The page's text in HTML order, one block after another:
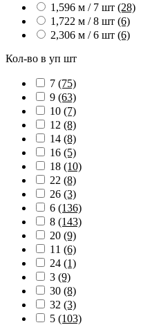
1,596 м / 7 шт (28)
1,722 м / 8 шт (6)
2,306 м / 6 шт (6)
Кол-во в уп шт
7 (75)
9 (63)
10 (7)
12 (8)
14 (8)
16 (5)
18 (10)
22 (8)
26 (3)
6 (136)
8 (143)
20 (9)
11 (6)
24 (1)
3 (9)
30 (8)
32 (3)
5 (103)